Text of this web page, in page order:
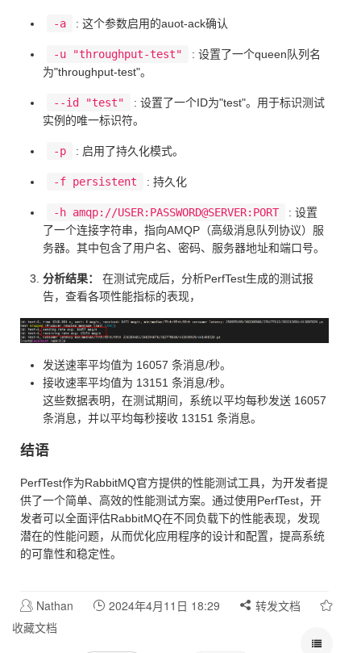
-a : 这个参数启用的auot-ack确认
-u "throughput-test"
: 设置了一个queen队列名
为"throughput-test"。
--id "test"
: 设置了一个ID为"test"。用于标识测试
实例的唯一标识符。
-p : 启用了持久化模式。
-f persistent : 持久化
-h amqp://USER:PASSWORD@SERVER:PORT
: 设置
了一个连接字符串，指向AMQP（高级消息队列协议）服
务器。其中包含了用户名、密码、服务器地址和端口号。
分析结果：
在测试完成后，分析PerfTest生成的测试报
告，查看各项性能指标的表现，
发送速率平均值为 16057 条消息/秒。
接收速率平均值为 13151 条消息/秒。
这些数据表明，在测试期间，系统以平均每秒发送 16057
条消息，并以平均每秒接收 13151 条消息。
结语
PerfTest作为RabbitMQ官方提供的性能测试工具，为开发者提
供了一个简单、高效的性能测试方案。通过使用PerfTest，开
发者可以全面评估RabbitMQ在不同负载下的性能表现，发现
潜在的性能问题，从而优化应用程序的设计和配置，提高系统
的可靠性和稳定性。
Nathan 2024年4月11日 18:29
转发文档
收藏文档